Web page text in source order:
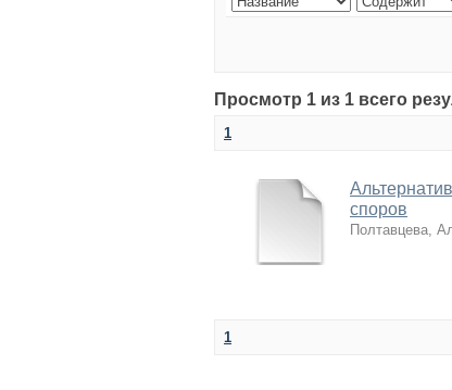
Просмотр 1 из 1 всего
1
споров
Полтавцева,
1